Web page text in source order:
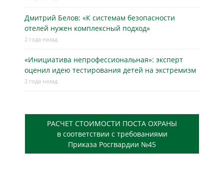
Дмитрий Белов: «К системам безопасности
отелей нужен комплексный подход»
2 года назад
«Инициатива непрофессиональная»: эксперт
оценил идею тестирования детей на экстремизм
2 года назад
РАСЧЕТ СТОИМОСТИ ПОСТА ОХРАНЫ
в соответствии с требованиями
Приказа Росгвардии №45